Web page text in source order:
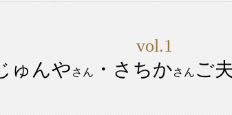
vol.1
ゅんや さん ・さちかさん ご